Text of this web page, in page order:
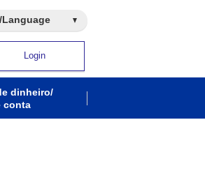
Login
dinheiro/
conta